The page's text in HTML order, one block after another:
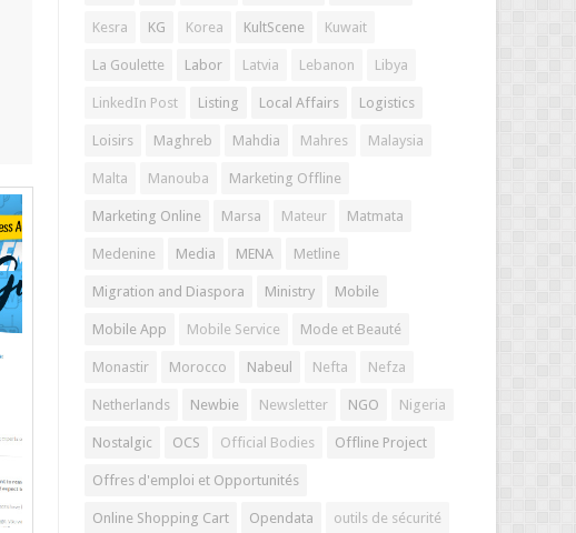
Kesra KG Korea KultScene Kuwait
La Goulette Labor Latvia Lebanon Libya
LinkedIn Post Listing Local Affairs Logistics
Loisirs Maghreb Mahdia Mahres Malaysia
Malta Manouba Marketing Offline
Marketing Online Marsa Mateur Matmata
Medenine Media MENA Metline
Migration and Diaspora Ministry Mobile
Mobile App Mobile Service Mode et Beauté
Monastir Morocco Nabeul Nefta Nefza
Netherlands Newbie Newsletter NGO Nigeria
Nostalgic OCS Official Bodies Offline Project
Offres d'emploi et Opportunités
Online Shopping Cart Opendata outils de sécurité